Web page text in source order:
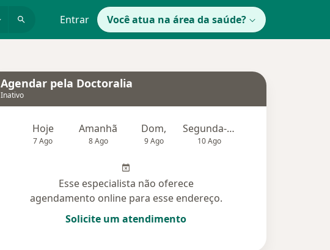
Entrar Você atua na área da saúde?
Agendar pela Doctoralia
Inativo
Hoje
7 Ago
Amanhã
8 Ago
Dom,
9 Ago
Segunda-feira
10 Ago
Esse especialista não oferece
agendamento online para esse endereço.
Solicite um atendimento